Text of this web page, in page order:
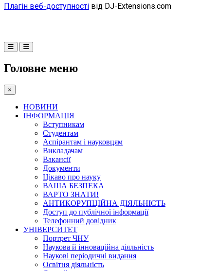
Плагін веб-доступності від DJ-Extensions.com
Головне меню
×
НОВИНИ
ІНФОРМАЦІЯ
Вступникам
Студентам
Аспірантам і науковцям
Викладачам
Вакансії
Документи
Цікаво про науку
ВАША БЕЗПЕКА
ВАРТО ЗНАТИ!
АНТИКОРУПЦІЙНА ДІЯЛЬНІСТЬ
Доступ до публічної інформації
Телефонний довідник
УНІВЕРСИТЕТ
Портрет ЧНУ
Наукова й інноваційна діяльність
Наукові періодичні видання
Освітня діяльність